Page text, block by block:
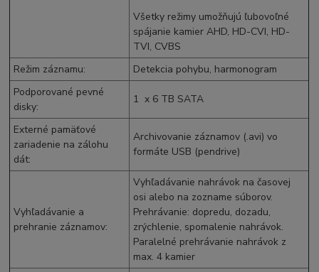
Všetky režimy umožňujú ľubovoľné
spájanie kamier AHD, HD-CVI, HD-
TVI, CVBS
Režim záznamu:
Detekcia pohybu, harmonogram
Podporované pevné
disky:
1 x 6 TB SATA
Externé pamäťové
zariadenie na zálohu
dát:
Archivovanie záznamov (.avi) vo
formáte USB (pendrive)
Vyhľadávanie a
prehranie záznamov:
Vyhľadávanie nahrávok na časovej
osi alebo na zozname súborov.
Prehrávanie: dopredu, dozadu,
zrýchlenie, spomalenie nahrávok.
Paralelné prehrávanie nahrávok z
max. 4 kamier